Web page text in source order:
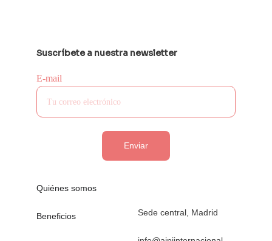
Quiénes somos
Beneficios
E-mail
Enviar
Suscríbete a nuestra newsletter
Sede central, Madrid